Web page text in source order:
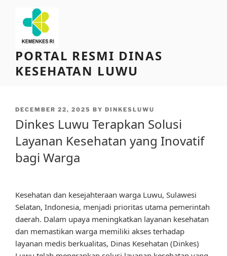
content
PORTAL RESMI DINAS
KESEHATAN LUWU
POSTED
DECEMBER 22, 2025 BY DINKESLUWU
Dinkes Luwu Terapkan Solusi
Layanan Kesehatan yang Inovatif
bagi Warga
Kesehatan dan kesejahteraan warga Luwu, Sulawesi
Selatan, Indonesia, menjadi prioritas utama pemerintah
daerah. Dalam upaya meningkatkan layanan kesehatan
dan memastikan warga memiliki akses terhadap
layanan medis berkualitas, Dinas Kesehatan (Dinkes)